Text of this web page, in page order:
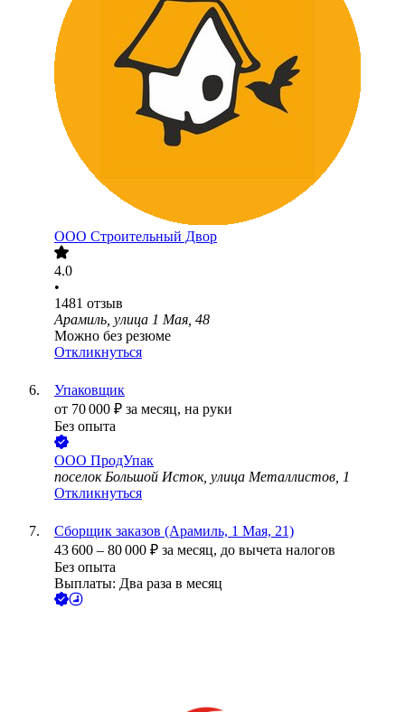
ООО Строительный Двор
4.0
•
1481 отзыв
Арамиль, улица 1 Мая, 48
Можно без резюме
Откликнуться
Упаковщик
от 70 000 ₽ за месяц, на руки
Без опыта
ООО ПродУпак
поселок Большой Исток, улица Металлистов, 1
Откликнуться
Сборщик заказов (Арамиль, 1 Мая, 21)
43 600 – 80 000 ₽ за месяц, до вычета налогов
Без опыта
Выплаты: Два раза в месяц